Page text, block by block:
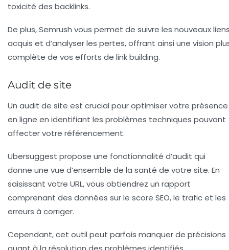
toxicité des backlinks.
De plus, Semrush vous permet de suivre les nouveaux
acquis et d’analyser les pertes, offrant ainsi une vision
complète de vos efforts de link building.
Audit de site
Un audit de site est crucial pour optimiser votre présence
en ligne en identifiant les problèmes techniques pouvant
affecter votre référencement.
Ubersuggest propose une fonctionnalité d’audit qui
donne une vue d’ensemble de la santé de votre site. En
saisissant votre URL, vous obtiendrez un rapport
comprenant des données sur le score SEO, le trafic et les
erreurs à corriger.
Cependant, cet outil peut parfois manquer de précisions